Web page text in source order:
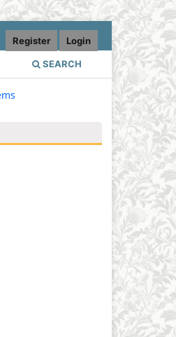
SEARCH
Register Login